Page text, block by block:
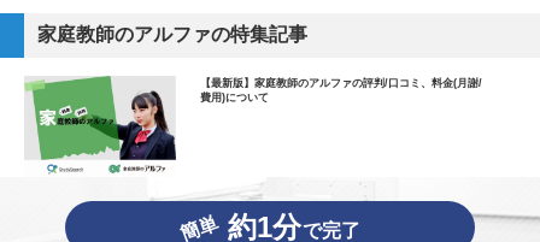
家庭教師のアルファの特集記事
【最新版】家庭教師のアルファの評判/口コミ、料金(月謝/
費用)について
簡単 約1分で完了